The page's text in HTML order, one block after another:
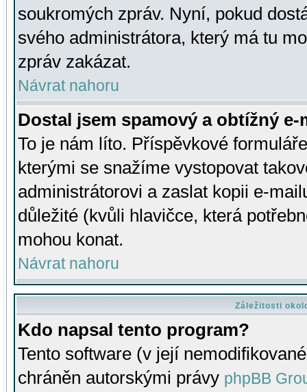
soukromých zpráv. Nyní, pokud
svého administrátora, který má tu
zpráv zakázat.
Návrat nahoru
Dostal jsem spamový a obtížný
To je nám líto. Příspěvkové
kterými se snažíme vystopovat
administrátorovi a zaslat kopii e-
důležité (kvůli hlavičce, která
mohou konat.
Návrat nahoru
Záležitosti
Kdo napsal tento program?
Tento software (v její
chráněn autorskými právy phpBB